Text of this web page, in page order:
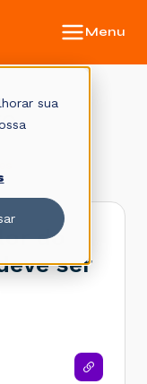
sua
do
ser